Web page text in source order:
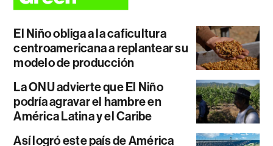
El Niño obliga a la caficultura
centroamericana a replantear su
modelo de producción
La ONU advierte que El Niño
podría agravar el hambre en
América Latina y el Caribe
Así logró este país de América